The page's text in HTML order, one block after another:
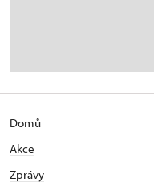
Domů
Akce
Zprávy